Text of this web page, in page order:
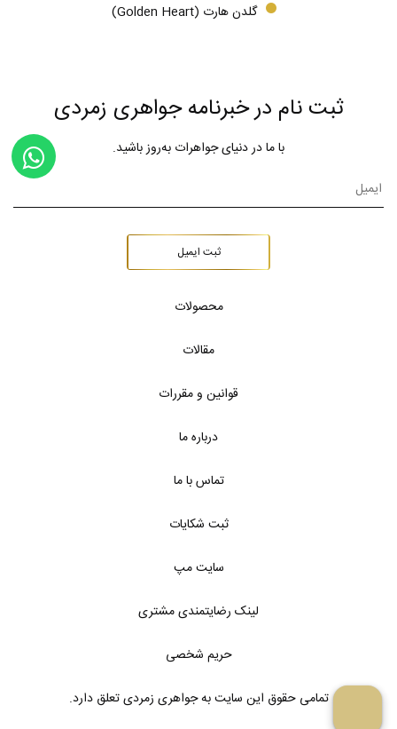
گلدن هارت (Golden Heart)
ثبت نام در خبرنامه جواهری زمردی
با ما در دنیای جواهرات به‌روز باشید.
ثبت ایمیل
محصولات
مقالات
قوانین و مقررات
درباره ما
تماس با ما
ثبت شکایات
سایت مپ
لینک رضایتمندی مشتری
حریم شخصی
تمامی حقوق این سایت به جواهری زمردی تعلق دارد.